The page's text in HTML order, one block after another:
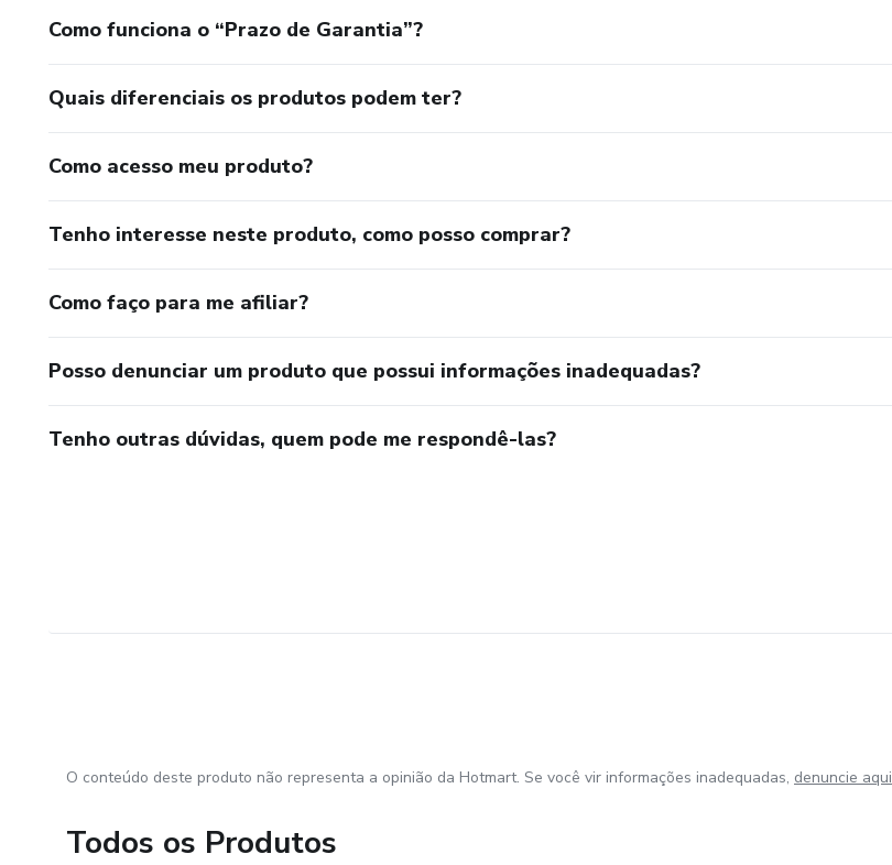
Como funciona o “Prazo de Garantia”?
Quais diferenciais os produtos podem ter?
Como acesso meu produto?
Tenho interesse neste produto, como posso comprar?
Como faço para me afiliar?
Posso denunciar um produto que possui informações inadequadas?
Tenho outras dúvidas, quem pode me respondê-las?
O conteúdo deste produto não representa a opinião da Hotmart. Se você vir informações inadequadas, denuncie aqui
Todos os Produtos